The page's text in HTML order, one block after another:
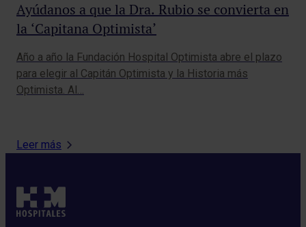
Ayúdanos a que la Dra. Rubio se convierta en
la ‘Capitana Optimista’
Año a año la Fundación Hospital Optimista abre el plazo
para elegir al Capitán Optimista y la Historia más
Optimista. Al…
Leer más